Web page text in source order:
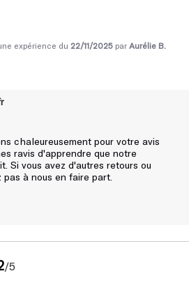
expérience du 22/11/2025 par Aurélie B.
chaleureusement pour votre avis
ravis d'apprendre que notre
Si vous avez d'autres retours ou
à nous en faire part.
/5